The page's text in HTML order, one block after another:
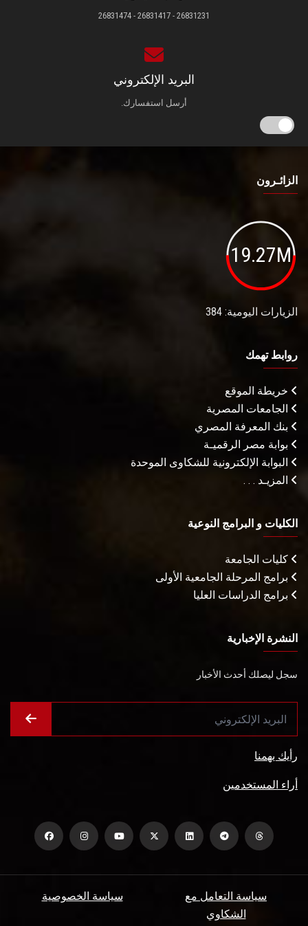
26831231 - 26831417 - 26831474
البريد الإلكتروني
أرسل استفسارك.
الزائـرون
19.27M
الزيارات اليومية: 384
روابط تهمك
خريطة الموقع
الجامعات المصرية
بنك المعرفة المصري
بوابة مصر الرقميـة
البوابة الإلكترونية للشكاوى الموحدة
المزيـد . . .
الكليات و البرامج النوعية
كليات الجامعة
برامج المرحلة الجامعية الأولى
برامج الدراسات العليا
النشرة الإخبارية
سجل ليصلك أحدث الأخبار
رأيك يهمنا
أراء المستخدمين
سياسة الخصوصية
سياسة التعامل مع
الشكاوي